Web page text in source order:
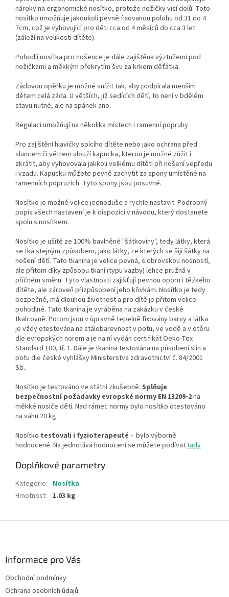
nároky na ergonomické nosítko, protože nožičky visí dolů. Toto
nosítko umožňuje jakoukoli pevně fixovanou polohu od 31 do 4
7cm, což je vyhovující pro děti cca od 4 měsíců do cca 3 let
(záleží na velikosti dítěte).
Pohodlí nosítka pro nošence je dále zajištěna výztužemi pod
nožičkami a měkkým překrytím švu za krkem děťátka.
Zádovou opěrku je možné snížit tak, aby podpírala menším
dětem celá záda. U větších, již sedících dětí, to není v bdělém
stavu nutné, ale na spánek ano.
Regulaci umožňují na několika místech i ramenní popruhy.
Pro zajištění hlavičky spícího dítěte nebo jako ochrana před
sluncem či větrem slouží kapucka, kterou je možné zúžit i
zkrátit, aby vyhovovala jakkoli velkému dítěti při nošení vepředu
i vzadu. Kapucku můžete pevně zachytit za spony umístěné na
ramenních popruzích. Tyto spony jsou posuvné.
Nosítko je možné velice jednoduše a rychle nastavit. Podrobný
popis všech nastavení je k dispozici v návodu, který dostanete
spolu s nosítkem.
Nosítko je ušité ze 100% bavlněné "šátkoviny", tedy látky, která
se tká stejným způsobem, jako látky, ze kterých se šijí šátky na
nošení dětí. Tato tkanina je velice pevná, s obrovskou nosností,
ale přitom díky způsobu tkaní (typu vazby) lehce pružná v
příčném směru. Tyto vlastnosti zajišťují pevnou oporu i těžkého
dítěte, ale zároveň přizpůsobení jeho křivkám. Nosítko je tedy
bezpečné, má dlouhou životnost a pro dítě je přitom velice
pohodlné. Tato tkanina je vyráběna na zakázku v české
tkalcovně. Potom jsou v úpravně tepelně fixovány barvy a látka
je vždy otestována na stálobarevnost v potu, ve vodě a v otěru
dle evropských norem a je na ní vydán certifikát Oeko-Tex
Standard 100, tř. 1. Dále je tkanina testována na působení slin a
potu dle české vyhlášky Ministerstva zdravotnictví č. 84/2001
Sb..
Nosítko je testováno ve státní zkušebně. Splňuje
bezpečnostní požadavky evropské normy EN 13209-2na
měkké nosiče dětí. Nad rámec normy bylo nosítko otestováno
na váhu 20 kg.
Nosítko testovali i fyzioterapeuté - bylo výborně
hodnocené. Na jednotlivá hodnocení se můžete podívattady
Doplňkové parametry
Kategorie: Nosítka
Hmotnost: 1.03 kg
Informace pro Vás
Obchodní podmínky
Ochrana osobních údajů